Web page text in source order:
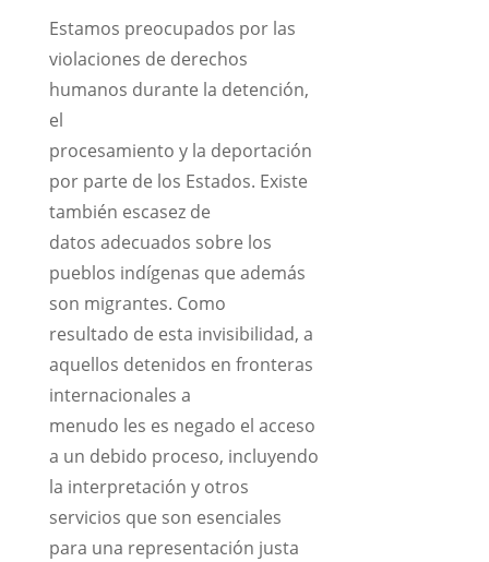
Estamos preocupados por las
violaciones de derechos
humanos durante la detención,
el
procesamiento y la deportación
por parte de los Estados. Existe
también escasez de
datos adecuados sobre los
pueblos indígenas que además
son migrantes. Como
resultado de esta invisibilidad, a
aquellos detenidos en fronteras
internacionales a
menudo les es negado el acceso
a un debido proceso, incluyendo
la interpretación y otros
servicios que son esenciales
para una representación justa